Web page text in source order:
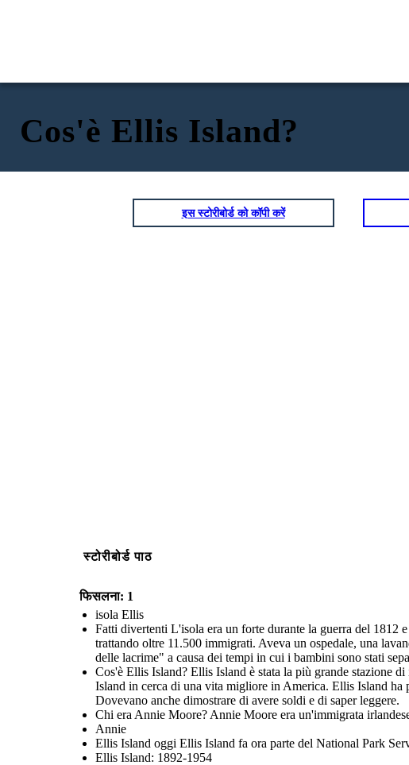
Cos'è Ellis Island?
इस स्टोरीबोर्ड को कॉपी करें
स्टोरीबोर्ड पाठ
फिसलना: 1
isola Ellis
Fatti divertenti L'isola era un forte durante la guerra del
trattando oltre 11.500 immigrati. Aveva un ospedale, una
delle lacrime" a causa dei tempi in cui i bambini sono stati
Cos'è Ellis Island? Ellis Island è stata la più grande stazione
Island in cerca di una vita migliore in America. Ellis Island ha
Dovevano anche dimostrare di avere soldi e di saper leggere.
Chi era Annie Moore? Annie Moore era un'immigrata
Annie
Ellis Island oggi Ellis Island fa ora parte del National Park
Ellis Island: 1892-1954